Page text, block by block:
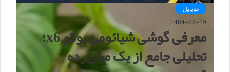
موبایل
1404-08-19
معرفی گوشی شیائومی پوکو x6؛
تحلیلی جامع از یک میان‌رده